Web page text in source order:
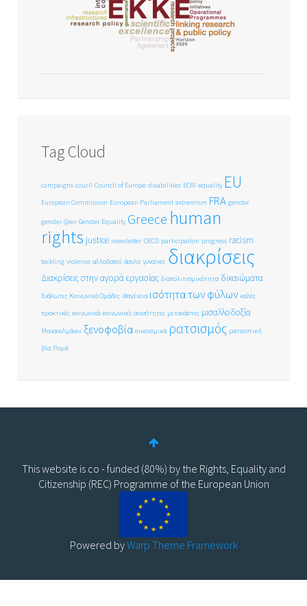
Tag Cloud
campaigns coucil Council of Europe disabilities ECRI equality EU
European Commission European Parliament extremism FRA gender
gender @en Gender Equality Greece human
rights justice newsletter OECD participation progress racism
tackling violence αλλοδαποί άσυλο γυναίκες διακρίσεις
Διακρίσεις στην αγορά εργασίας διαπολιτισμικότητα δικαιώματα
Ευάλωτες Κοινωνικά Ομάδες ιθαγένεια ισότητα των φύλων καλές
πρακτικές κοινωνικά κοινωνικές ανισότητες μετανάστες μισαλλοδοξία
Μουσουλμάνοι ξενοφοβία οικονομικά ρατσισμός ρατσιστική
βία Ρομά
This website is co - funded (80%) by the Rights, Equality and
Citizenship (REC) Programme of the European Union
Powered byWarp Theme Framework